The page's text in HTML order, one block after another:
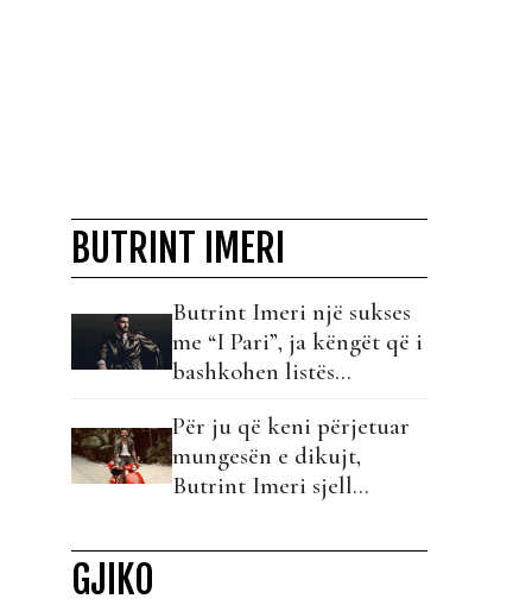
BUTRINT IMERI
Butrint Imeri një sukses
me “I Pari”, ja këngët që i
bashkohen listës…
Për ju që keni përjetuar
mungesën e dikujt,
Butrint Imeri sjell
kujtimeve tuaja!
GJIKO